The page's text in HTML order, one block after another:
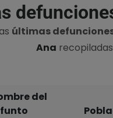
últimas
Ana
del